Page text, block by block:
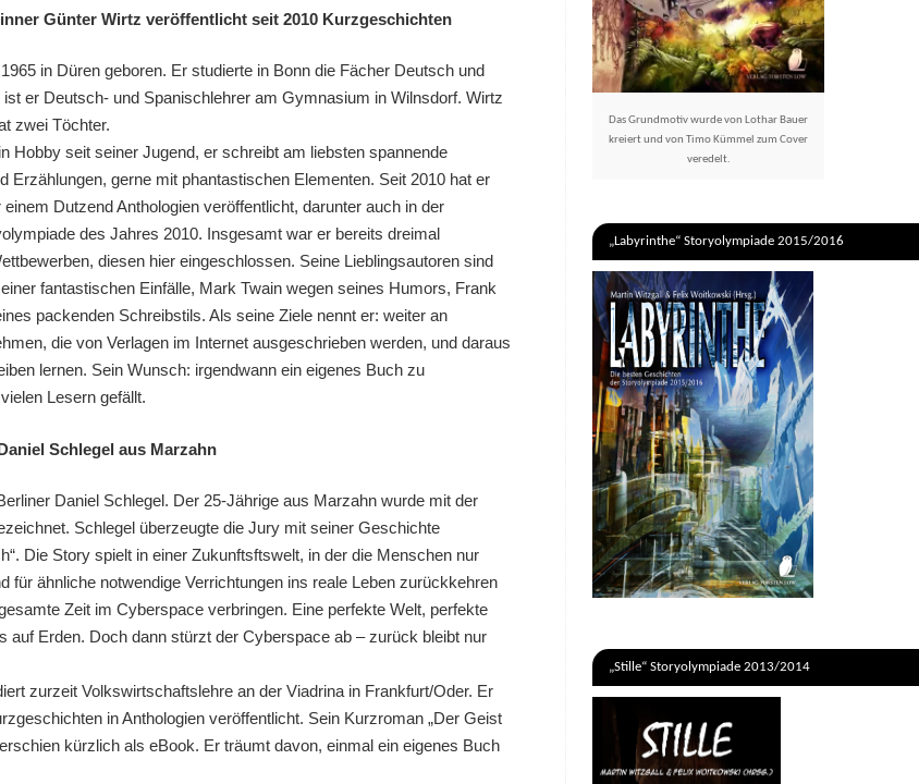
Günter Wirtz veröffentlicht seit 2010 Kurzgeschichten
in Düren geboren. Er studierte in Bonn die Fächer Deutsch und
ist er Deutsch- und Spanischlehrer am Gymnasium in Wilnsdorf. Wirtz
zwei Töchter.
Hobby seit seiner Jugend, er schreibt am liebsten spannende
Erzählungen, gerne mit phantastischen Elementen. Seit 2010 hat er
Dutzend Anthologien veröffentlicht, darunter auch in der
des Jahres 2010. Insgesamt war er bereits dreimal
diesen hier eingeschlossen. Seine Lieblingsautoren sind
fantastischen Einfälle, Mark Twain wegen seines Humors, Frank
packenden Schreibstils. Als seine Ziele nennt er: weiter an
die von Verlagen im Internet ausgeschrieben werden, und daraus
lernen. Sein Wunsch: irgendwann ein eigenes Buch zu
Lesern gefällt.
Schlegel aus Marzahn
Daniel Schlegel. Der 25-Jährige aus Marzahn wurde mit der
Schlegel überzeugte die Jury mit seiner Geschichte
Die Story spielt in einer Zukunftsftswelt, in der die Menschen nur
für ähnliche notwendige Verrichtungen ins reale Leben zurückkehren
Zeit im Cyberspace verbringen. Eine perfekte Welt, perfekte
auf Erden. Doch dann stürzt der Cyberspace ab – zurück bleibt nur
zurzeit Volkswirtschaftslehre an der Viadrina in Frankfurt/Oder. Er
in Anthologien veröffentlicht. Sein Kurzroman „Der Geist
kürzlich als eBook. Er träumt davon, einmal ein eigenes Buch
Das Grundmotiv wurde von Lothar Bauer
kreiert und von Timo Kümmel zum Cover
veredelt.
„Labyrinthe“ Storyolympiade 2015/2016
„Stille“ Storyolympiade 2013/2014